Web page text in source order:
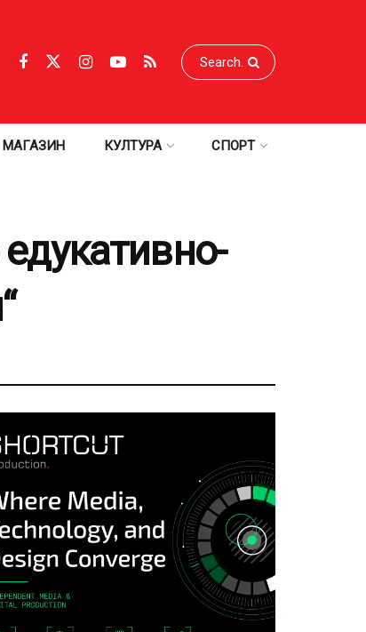
МАГАЗИН КУЛТУРА СПОРТ